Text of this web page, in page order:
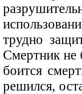
трудно
Смертник не
боится
решился,